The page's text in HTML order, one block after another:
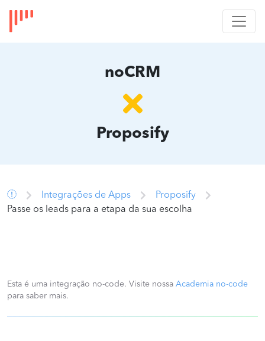
noCRM
Proposify
Integrações de Apps
Proposify
Passe os leads para a etapa da sua escolha
Esta é uma integração no-code. Visite nossa Academia no-code
para saber mais.